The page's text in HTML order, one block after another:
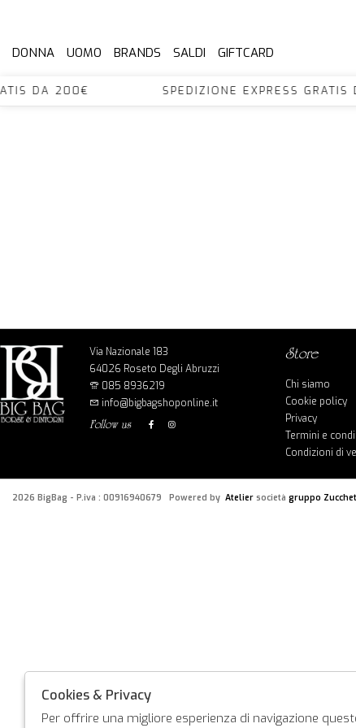
DONNA UOMO BRANDS SALDI GIFTCARD
GRATIS DA 200€ SPEDIZIONE EXPRESS
Via Nazionale 183
64026 Roseto Degli Abruzzi
085 8936219
info@bigbagshoponline.it
follow us
store
Chi siamo
Cookie policy
Privacy
Termini e
Condizioni di
2026 BigBag - P.iva : 00916940679 Powered by Atelier società gruppo
Cookies & Privacy
Per offrire una migliore esperienza di navigazione